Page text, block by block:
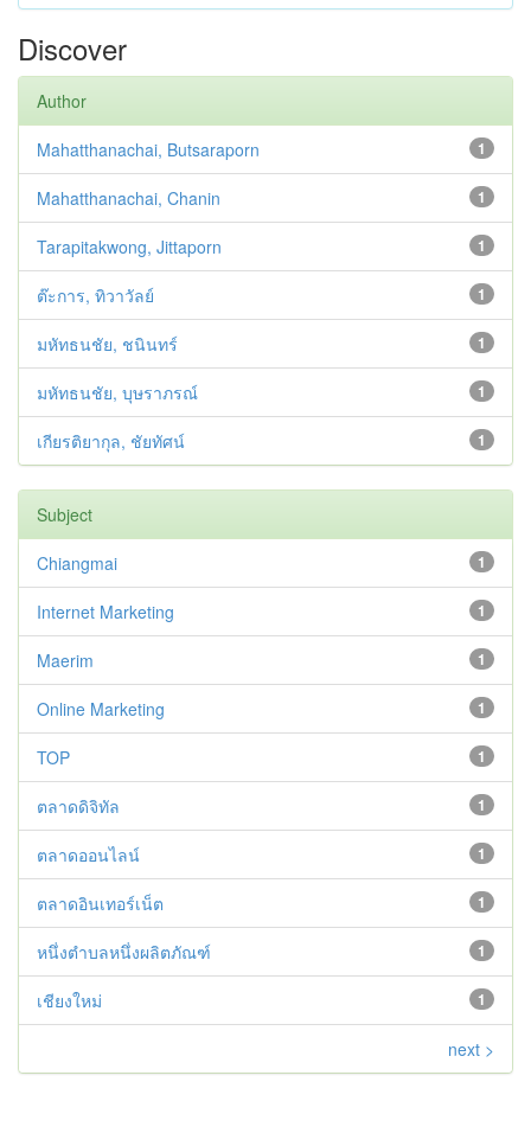
Discover
Author
1
Mahatthanachai, Butsaraporn
1
Mahatthanachai, Chanin
1
Tarapitakwong, Jittaporn
1
ต๊ะการ, ทิวาวัลย์
1
มหัทธนชัย, ชนินทร์
1
มหัทธนชัย, บุษราภรณ์
1
เกียรติยากุล, ชัยทัศน์
Subject
1
Chiangmai
1
Internet Marketing
1
Maerim
1
Online Marketing
1
TOP
1
ตลาดดิจิทัล
1
ตลาดออนไลน์
1
ตลาดอินเทอร์เน็ต
1
หนึ่งตำบลหนึ่งผลิตภัณฑ์
1
เชียงใหม่
next >